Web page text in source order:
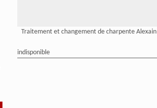
Traitement et changement de charpente Alexain
indisponible